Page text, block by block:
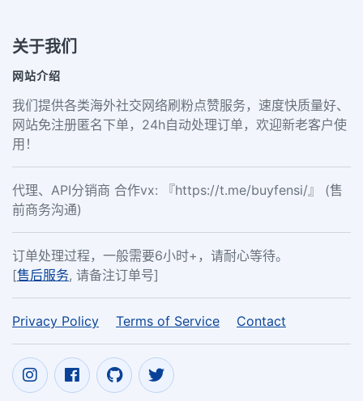
关于我们
网站介绍
我们提供各类海外社交网络刷粉点赞服务，速度快质量好、
网站免注册匿名下单，24h自动处理订单，欢迎新老客户使
用！
代理、API分销商 合作vx: 『https://t.me/buyfensi/』 (售
前商务沟通)
订单处理过程，一般需要6小时+，请耐心等待。
[售后服务, 请备注订单号]
Privacy Policy Terms of Service Contact